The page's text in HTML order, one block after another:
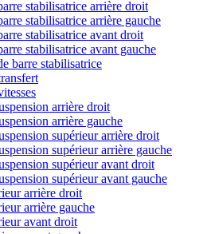
stabilisatrice arrière droit
stabilisatrice arrière gauche
stabilisatrice avant droit
stabilisatrice avant gauche
barre stabilisatrice
arrière droit
arrière gauche
supérieur arrière droit
supérieur arrière gauche
supérieur avant droit
supérieur avant gauche
arrière droit
arrière gauche
avant droit